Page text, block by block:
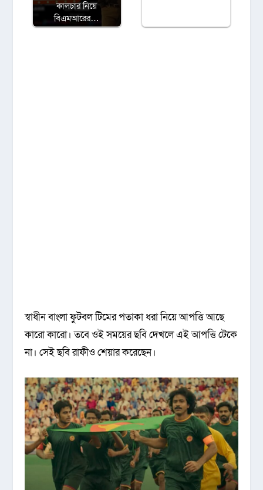
কালচার নিয়ে
বিএমআরের…
স্বাধীন বাংলা ফুটবল টিমের পতাকা ধরা নিয়ে আপত্তি আছে
কারো কারো। তবে ওই সময়ের ছবি দেখলে এই আপত্তি টেকে
না। সেই ছবি রাফীও শেয়ার করেছেন।